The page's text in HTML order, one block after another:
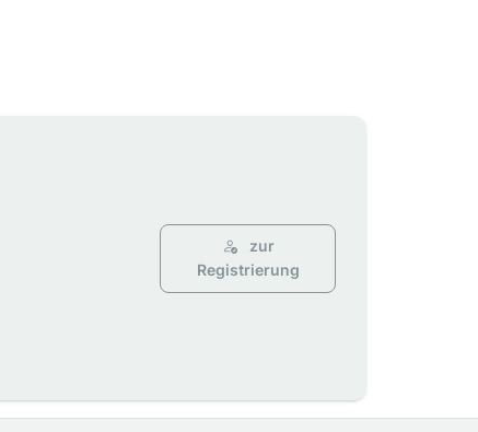
zur
Registrierung